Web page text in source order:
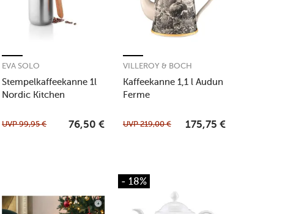
Stempelkaffeekanne 1l
Nordic Kitchen
EVA SOLO
UVP99,95 € 76,50 €
Kaffeekanne 1,1 l Audun
Ferme
VILLEROY & BOCH
UVP219,00 € 175,75 €
- 18%